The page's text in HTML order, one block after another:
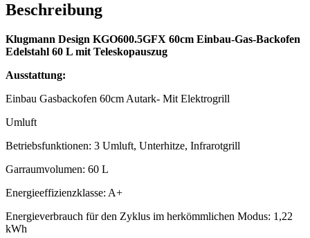
Beschreibung
Klugmann Design KGO600.5GFX 60cm Einbau-Gas-Backofen
Edelstahl 60 L mit Teleskopauszug
Ausstattung:
Einbau Gasbackofen 60cm Autark- Mit Elektrogrill
Umluft
Betriebsfunktionen: 3 Umluft, Unterhitze, Infrarotgrill
Garraumvolumen: 60 L
Energieeffizienzklasse: A+
Energieverbrauch für den Zyklus im herkömmlichen Modus: 1,22
kWh